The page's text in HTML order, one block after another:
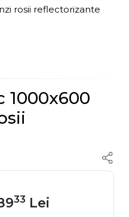
rosii reflectorizante
33 Lei